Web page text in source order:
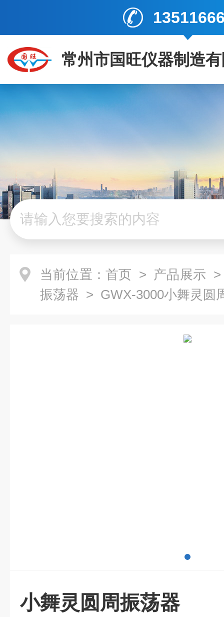
常州市国旺仪器制造
当前位置： 首页 > 产品展示
振荡器 > GWX-3000小舞灵圆
小舞灵圆周振荡器